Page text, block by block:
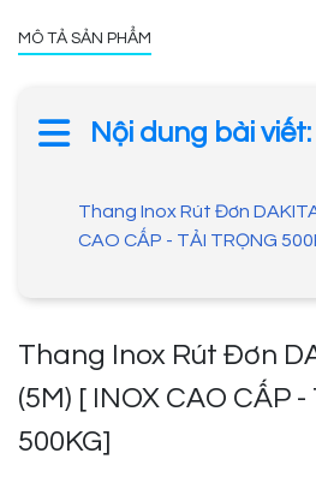
MÔ TẢ SẢN PHẨM
Nội dung bài viết:
Thang Inox Rút Đơn DAKITA R-500 (5M) [ INOX
CAO CẤP - TẢI TRỌNG
Thang Inox Rút Đơn DAKITA R-500
(5M) [ INOX CAO CẤP
500KG]